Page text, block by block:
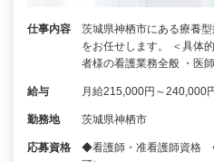
仕事内容
茨城県神栖市にある療養
をお任せします。 ＜具体
者様の看護業務全般 ・医
給与 月給215,000円～240,000
勤務地 茨城県神栖市
応募資格
◆看護師・准看護師資格